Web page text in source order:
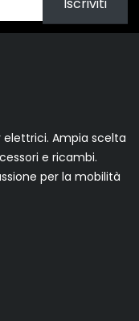
Ampia scelta
e ricambi.
per la mobilità